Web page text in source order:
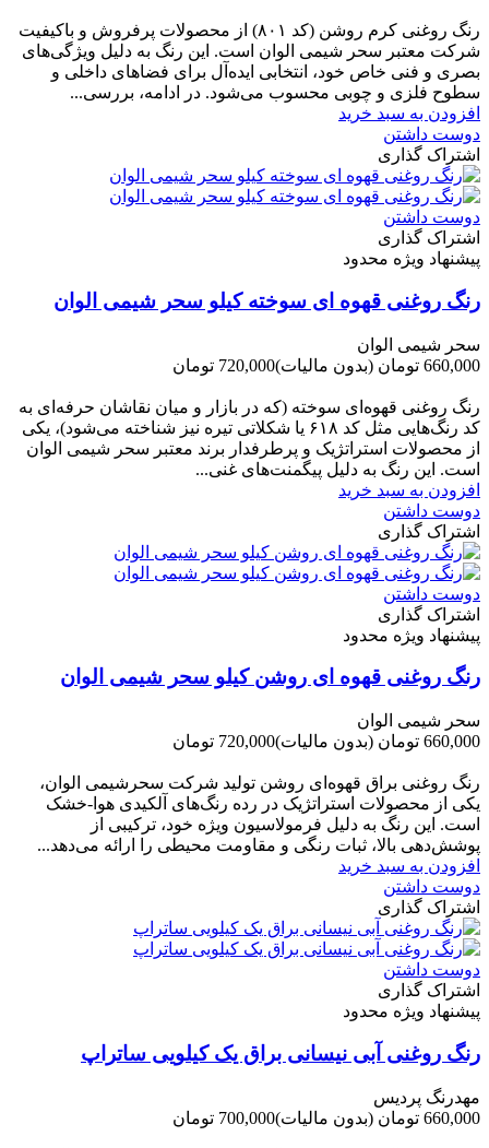
رنگ روغنی کرم روشن (کد ۸۰۱) از محصولات پرفروش و باکیفیت
شرکت‌ معتبر سحر شیمی الوان است. این رنگ به دلیل ویژگی‌های
بصری و فنی خاص خود، انتخابی ایده‌آل برای فضاهای داخلی و
سطوح فلزی و چوبی محسوب می‌شود. در ادامه، بررسی...
افزودن به سبد خرید
دوست داشتن
اشتراک گذاری
دوست داشتن
اشتراک گذاری
پیشنهاد ویژه محدود
رنگ روغنی قهوه ای سوخته کیلو سحر شیمی الوان
سحر شیمی الوان
660,000 تومان
(بدون مالیات)720,000 تومان
رنگ روغنی قهوه‌ای سوخته (که در بازار و میان نقاشان حرفه‌ای به
کد رنگ‌هایی مثل کد ۶۱۸ یا شکلاتی تیره نیز شناخته می‌شود)، یکی
از محصولات استراتژیک و پرطرفدار برند معتبر سحر شیمی الوان
است. این رنگ به دلیل پیگمنت‌های غنی...
افزودن به سبد خرید
دوست داشتن
اشتراک گذاری
دوست داشتن
اشتراک گذاری
پیشنهاد ویژه محدود
رنگ روغنی قهوه ای روشن کیلو سحر شیمی الوان
سحر شیمی الوان
660,000 تومان
(بدون مالیات)720,000 تومان
رنگ روغنی براق قهوه‌ای روشن تولید شرکت سحرشیمی الوان،
یکی از محصولات استراتژیک در رده رنگ‌های آلکیدی هوا-خشک
است. این رنگ به دلیل فرمولاسیون ویژه خود، ترکیبی از
پوشش‌دهی بالا، ثبات رنگی و مقاومت محیطی را ارائه می‌دهد...
افزودن به سبد خرید
دوست داشتن
اشتراک گذاری
دوست داشتن
اشتراک گذاری
پیشنهاد ویژه محدود
رنگ روغنی آبی نیسانی براق یک کیلویی ساتراپ
مهدرنگ پردیس
660,000 تومان
(بدون مالیات)700,000 تومان